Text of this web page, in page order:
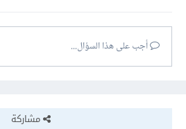
أجب على هذا السؤال...
مشاركة